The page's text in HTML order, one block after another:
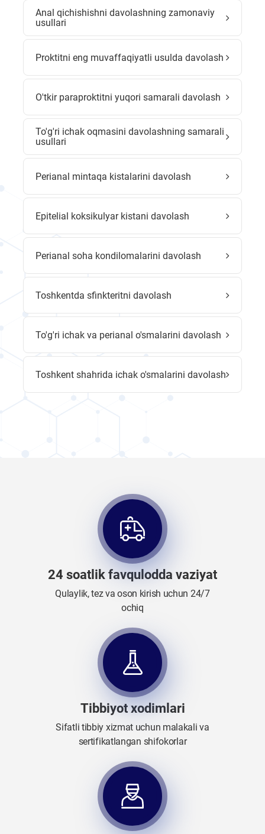
Anal qichishishni davolashning zamonaviy
usullari
Proktitni eng muvaffaqiyatli usulda davolash
O'tkir paraproktitni yuqori samarali davolash
To'g'ri ichak oqmasini davolashning samarali
usullari
Perianal mintaqa kistalarini davolash
Epitelial koksikulyar kistani davolash
Perianal soha kondilomalarini davolash
Toshkentda sfinkteritni davolash
To'g'ri ichak va perianal o'smalarini davolash
Toshkent shahrida ichak o'smalarini davolash
24 soatlik favqulodda vaziyat
Qulaylik, tez va oson kirish uchun 24/7
ochiq
Tibbiyot xodimlari
Sifatli tibbiy xizmat uchun malakali va
sertifikatlangan shifokorlar